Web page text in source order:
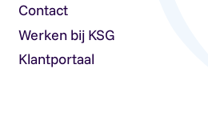
Contact
Werken bij KSG
Klantportaal